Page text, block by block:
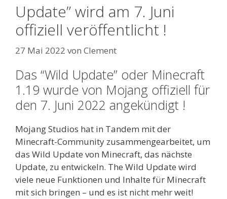
Update” wird am 7. Juni
offiziell veröffentlicht !
27 Mai 2022 von Clement
Das “Wild Update” oder Minecraft
1.19 wurde von Mojang offiziell für
den 7. Juni 2022 angekündigt !
Mojang Studios hat in Tandem mit der
Minecraft-Community zusammengearbeitet, um
das Wild Update von Minecraft, das nächste
Update, zu entwickeln. The Wild Update wird
viele neue Funktionen und Inhalte für Minecraft
mit sich bringen – und es ist nicht mehr weit!